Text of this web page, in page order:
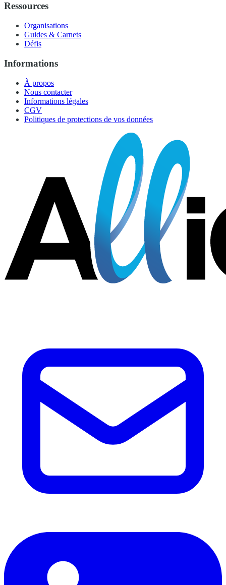
Ressources
Organisations
Guides & Carnets
Défis
Informations
À propos
Nous contacter
Informations légales
CGV
Politiques de protections de vos données